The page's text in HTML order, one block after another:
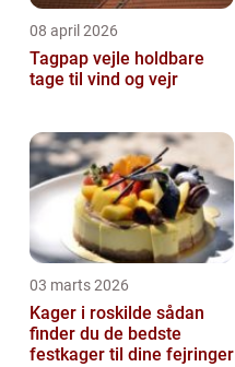
08 april 2026
Tagpap vejle holdbare
tage til vind og vejr
03 marts 2026
Kager i roskilde sådan
finder du de bedste
festkager til dine fejringer